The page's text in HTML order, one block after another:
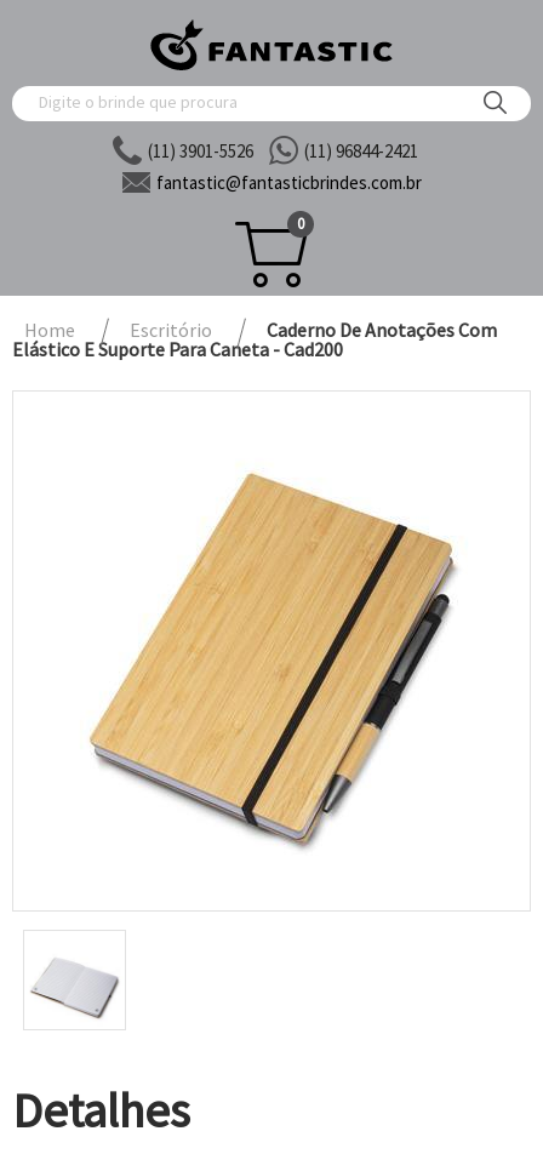
(11) 3901-5526
(11) 96844-2421
fantastic@fantasticbrindes.com.br
0
Home Escritório
Caderno De Anotações Com
Elástico E Suporte Para Caneta - Cad200
Detalhes